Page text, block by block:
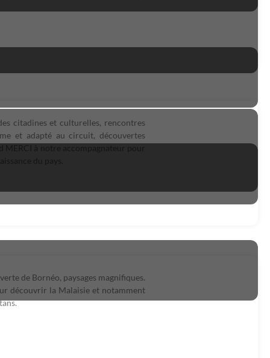
citadines et culturelles, rencontres
et adapté au circuit, découvertes
de Bornéo, paysages magnifiques.
découvrir la Malaisie et notamment